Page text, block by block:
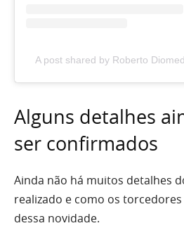
A post shared by Roberto
Alguns detalhes
ser confirmados
Ainda não há muitos detalhes
realizado e como os
dessa novidade.